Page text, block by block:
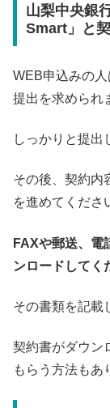
山梨中央銀
Smart」と
WEB申込みの
提出を求められ
しっかりと提出
その後、契約内
を進めてくださ
FAXや郵送、電
ンロードしてく
その書類を記載
契約書がダウン
もらう方法もあ